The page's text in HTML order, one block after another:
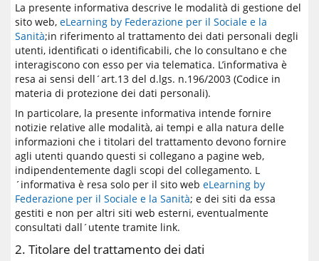
La presente informativa descrive le modalità di gestione del
sito web, eLearning by Federazione per il Sociale e la
Sanità;in riferimento al trattamento dei dati personali degli
utenti, identificati o identificabili, che lo consultano e che
interagiscono con esso per via telematica. L’informativa è
resa ai sensi dell´art.13 del d.lgs. n.196/2003 (Codice in
materia di protezione dei dati personali).
In particolare, la presente informativa intende fornire
notizie relative alle modalità, ai tempi e alla natura delle
informazioni che i titolari del trattamento devono fornire
agli utenti quando questi si collegano a pagine web,
indipendentemente dagli scopi del collegamento. L
´informativa è resa solo per il sito web eLearning by
Federazione per il Sociale e la Sanità; e dei siti da essa
gestiti e non per altri siti web esterni, eventualmente
consultati dall´utente tramite link.
2. Titolare del trattamento dei dati